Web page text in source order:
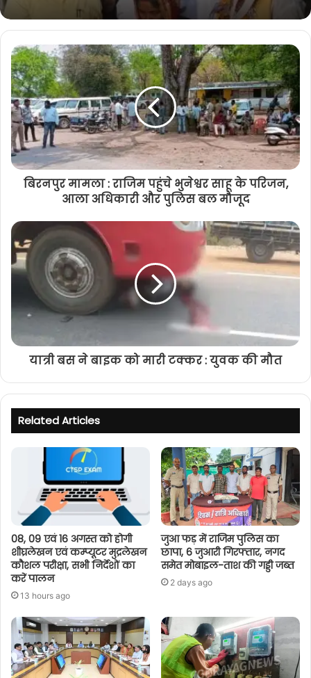
सामूहिक कन्या विवाह में 43 बेटियों के हाथ हुए
पीले,प्रभारी मंत्री एवं विधायक ने नवदम्पतियों
को दिया आशीर्वाद
बिरनपुर मामला : राजिम पहुंचे भुनेश्वर साहू के परिजन,
आला अधिकारी और पुलिस बल मौजूद
यात्री बस ने बाइक को मारी टक्कर : युवक की मौत
Related Articles
08, 09 एवं 16 अगस्त को होगी
शीघ्रलेखन एवं कम्प्यूटर मुद्रलेखन
कौशल परीक्षा, सभी निर्देशों का
करें पालन
13 hours ago
जुआ फड़ में राजिम पुलिस का
छापा, 6 जुआरी गिरफ्तार, नगद
समेत मोबाइल-ताश की गड्डी जब्त
2 days ago